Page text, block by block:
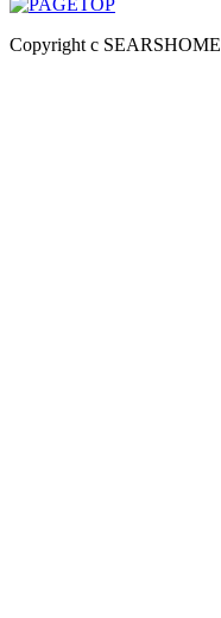
Copyright c SEARSHOME